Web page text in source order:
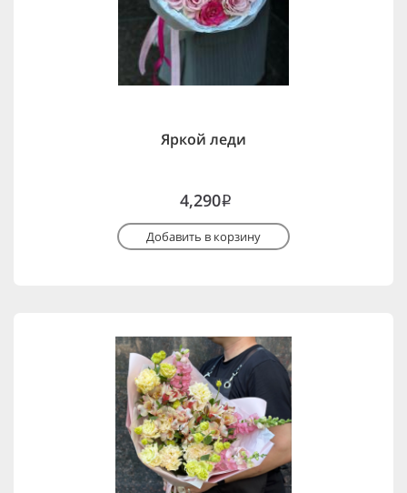
Яркой леди
4,290i
Добавить в корзину